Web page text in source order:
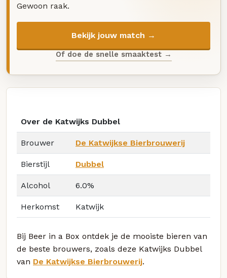
Gewoon raak.
Bekijk jouw match →
Of doe de snelle smaaktest →
Over de Katwijks Dubbel
Brouwer De Katwijkse Bierbrouwerij
Bierstijl Dubbel
Alcohol 6.0%
Herkomst Katwijk
Bij Beer in a Box ontdek je de mooiste bieren van
de beste brouwers, zoals deze Katwijks Dubbel
van De Katwijkse Bierbrouwerij.